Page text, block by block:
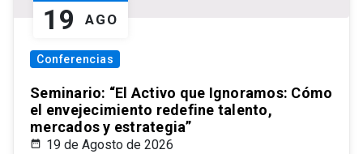
19 AGO
Conferencias
Seminario: “El Activo que Ignoramos: Cómo
el envejecimiento redefine talento,
mercados y estrategia”
19 de Agosto de 2026